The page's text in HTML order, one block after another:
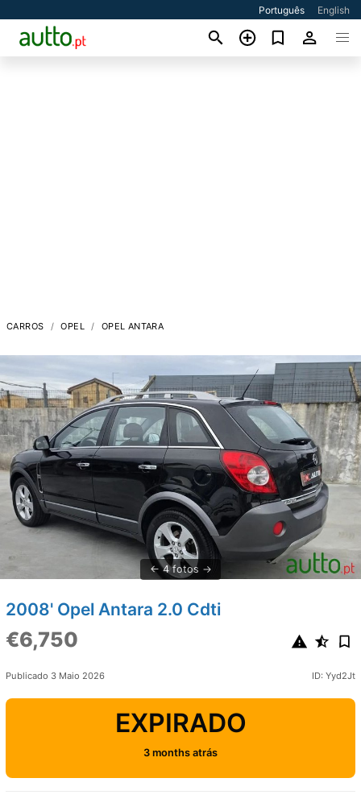
Português English
CARROS OPEL OPEL ANTARA
4 fotos
2008' Opel Antara 2.0 Cdti
€6,750
Publicado 3 Maio 2026 ID: Yyd2Jt
EXPIRADO
3 months atrás